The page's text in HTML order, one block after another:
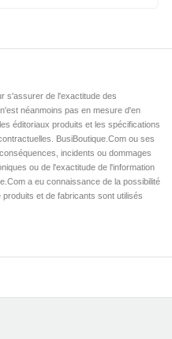
s'assurer de l'exactitude des
néanmoins pas en mesure d'en
éditoriaux produits et les spécifications
BusiBoutique.Com ou ses
incidents ou dommages
ou de l'exactitude de l'information
a eu connaissance de la possibilité
et de fabricants sont utilisés